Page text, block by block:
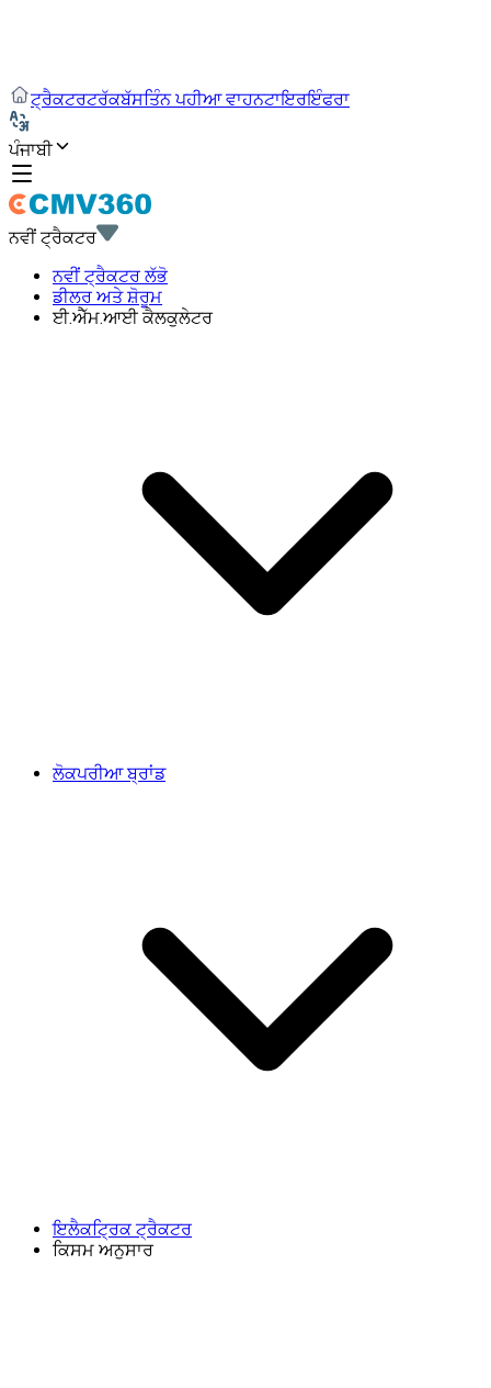
ਟ੍ਰੈਕਟਰਟਰੱਕਬੱਸਤਿੰਨ ਪਹੀਆ ਵਾਹਨਟਾਇਰਇੰਫਰਾ
ਪੰਜਾਬੀ
ਨਵੀਂ ਟ੍ਰੈਕਟਰ
ਨਵੀਂ ਟ੍ਰੈਕਟਰ ਲੱਭੋ
ਡੀਲਰ ਅਤੇ ਸ਼ੋਰੂਮ
ਈ.ਐੱਮ.ਆਈ ਕੈਲਕੁਲੇਟਰ
ਲੋਕਪਰੀਆ ਬ੍ਰਾਂਡ
ਇਲੈਕਟ੍ਰਿਕ ਟ੍ਰੈਕਟਰ
ਕਿਸਮ ਅਨੁਸਾਰ